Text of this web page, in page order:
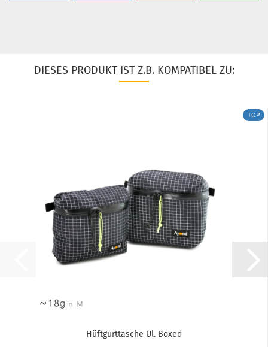
DIESES PRODUKT IST Z.B. KOMPATIBEL ZU:
TOP
Hüftgurttasche Ul. Boxed